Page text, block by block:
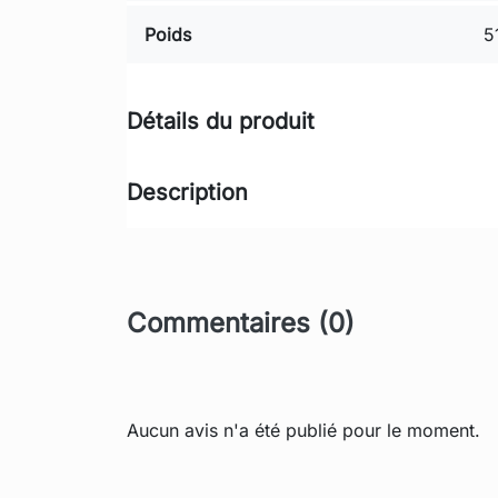
Poids
Détails du produit
Description
Commentaires (0)
Aucun avis n'a été publié pour le moment.